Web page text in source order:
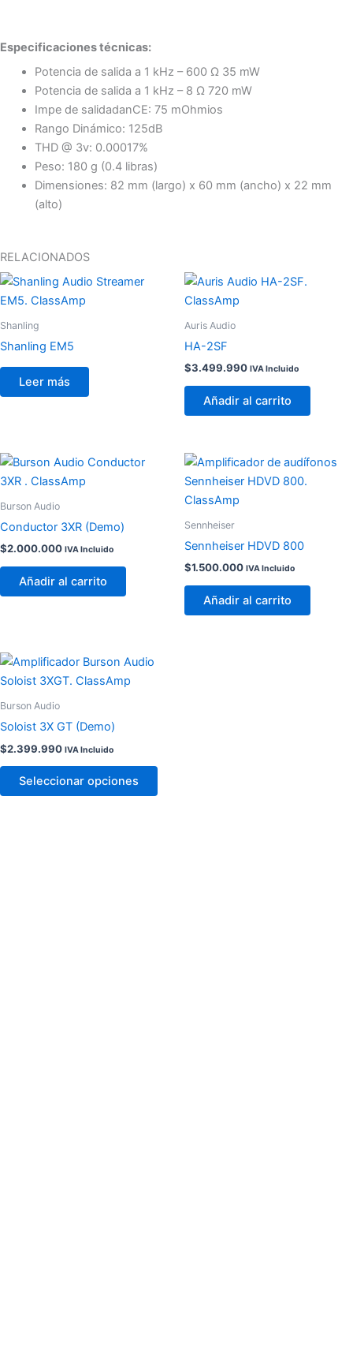
Especificaciones técnicas:
Potencia de salida a 1 kHz – 600 Ω 35 mW
Potencia de salida a 1 kHz – 8 Ω 720 mW
Impe de salidadanCE: 75 mOhmios
Rango Dinámico: 125dB
THD @ 3v: 0.00017%
Peso: 180 g (0.4 libras)
Dimensiones: 82 mm (largo) x 60 mm (ancho) x 22 mm
(alto)
RELACIONADOS
Shanling
Shanling EM5
Leer más
Auris Audio
HA-2SF
$3.499.990 IVA Incluido
Añadir al carrito
Burson Audio
Conductor 3XR (Demo)
$2.000.000 IVA Incluido
Añadir al carrito
Sennheiser
Sennheiser HDVD 800
$1.500.000 IVA Incluido
Añadir al carrito
Burson Audio
Soloist 3X GT (Demo)
$2.399.990 IVA Incluido
Seleccionar opciones
Este
producto
tiene
Las
opciones
se